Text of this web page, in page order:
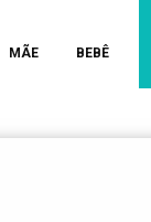
MÃE BEBÊ